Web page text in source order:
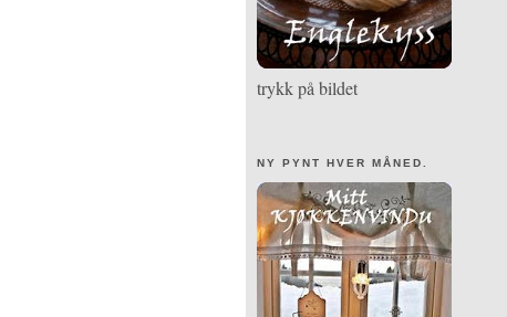
trykk på bildet
NY PYNT HVER MÅNED.